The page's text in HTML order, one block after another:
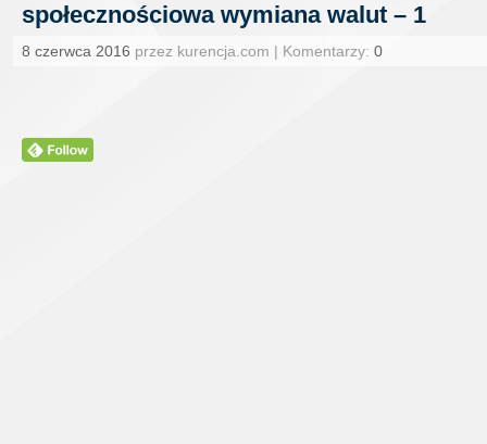
społecznościowa wymiana walut – 1
8 czerwca 2016 przez kurencja.com | Komentarzy: 0